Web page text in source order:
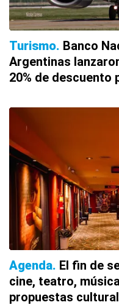
Turismo Banco
Argentinas
20% de descuento
Agenda El fin de
cine, teatro,
propuestas